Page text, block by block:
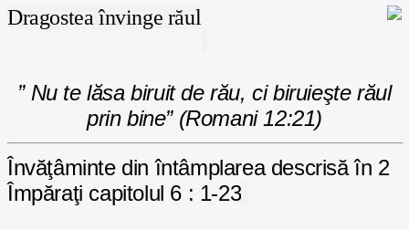
Dragostea învinge răul
” Nu te lăsa biruit de rău, ci biruieşte răul
prin bine” (Romani 12:21)
Învăţâminte din întâmplarea descrisă în 2
Împăraţi capitolul 6 : 1-23